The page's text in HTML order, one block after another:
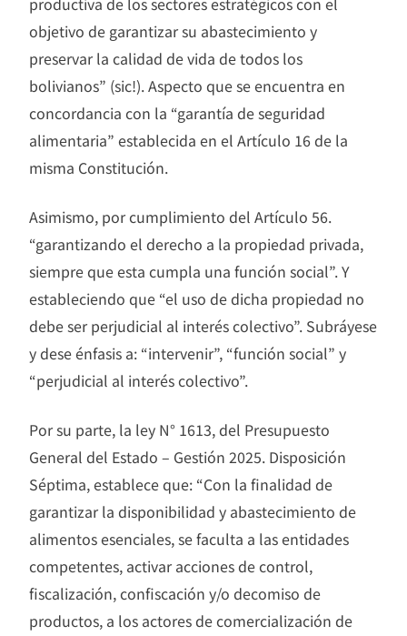
objetivo de garantizar su abastecimiento y
preservar la calidad de vida de todos los
bolivianos” (sic!). Aspecto que se encuentra en
concordancia con la “garantía de seguridad
alimentaria” establecida en el Artículo 16 de la
misma Constitución.
Asimismo, por cumplimiento del Artículo 56.
“garantizando el derecho a la propiedad privada,
siempre que esta cumpla una función social”. Y
estableciendo que “el uso de dicha propiedad no
debe ser perjudicial al interés colectivo”. Subráyese
y dese énfasis a: “intervenir”, “función social” y
“perjudicial al interés colectivo”.
Por su parte, la ley N° 1613, del Presupuesto
General del Estado – Gestión 2025. Disposición
Séptima, establece que: “Con la finalidad de
garantizar la disponibilidad y abastecimiento de
alimentos esenciales, se faculta a las entidades
competentes, activar acciones de control,
fiscalización, confiscación y/o decomiso de
productos, a los actores de comercialización de